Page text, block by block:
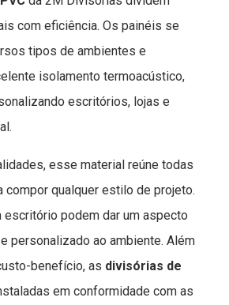
com eficiência. Os painéis se
tipos de ambientes e
isolamento termoacústico,
escritórios, lojas e
esse material reúne todas
compor qualquer estilo de projeto.
podem dar um aspecto
personalizado ao ambiente. Além
benefício, as divisórias de
em conformidade com as